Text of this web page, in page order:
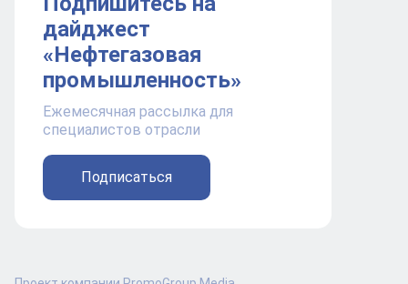
дайджест
«Нефтегазовая
промышленность»
Ежемесячная рассылка для
специалистов отрасли
Подписаться